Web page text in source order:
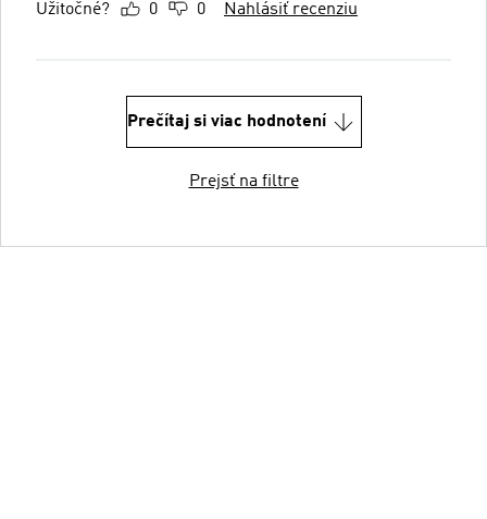
Užitočné? 0 0 Nahlásiť recenziu
Prečítaj si viac hodnotení
Prejsť na filtre